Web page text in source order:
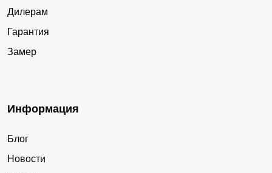
Дилерам
Гарантия
Замер
Информация
Блог
Новости